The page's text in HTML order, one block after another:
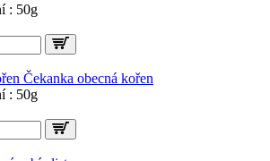
: 50g
Čekanka obecná kořen
: 50g